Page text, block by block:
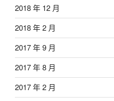
2018 年 12 月
2018 年 2 月
2017 年 9 月
2017 年 8 月
2017 年 2 月